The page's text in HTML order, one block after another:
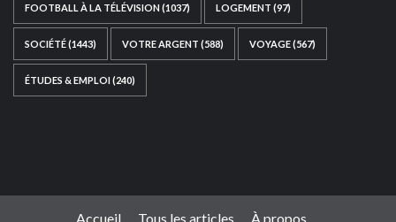
FOOTBALL À LA TÉLÉVISION(1037) LOGEMENT (97)
SOCIÉTÉ(1443) VOTRE ARGENT (588) VOYAGE(567)
ÉTUDES & EMPLOI(240)
Accueil Tous les articles À propos